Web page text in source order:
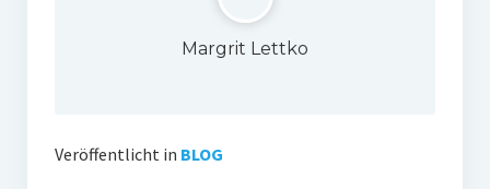
Margrit Lettko
Veröffentlicht in BLOG